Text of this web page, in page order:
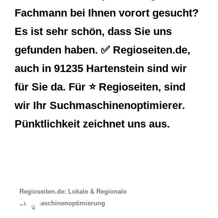
Fachmann bei Ihnen vorort gesucht?
Es ist sehr schön, dass Sie uns
gefunden haben. ✅ Regioseiten.de,
auch in 91235 Hartenstein sind wir
für Sie da. Für ⭐ Regioseiten, sind
wir Ihr Suchmaschinenoptimierer.
Pünktlichkeit zeichnet uns aus.
Regioseiten.de: Lokale & Regionale
Suchmaschinenoptimierung
☟